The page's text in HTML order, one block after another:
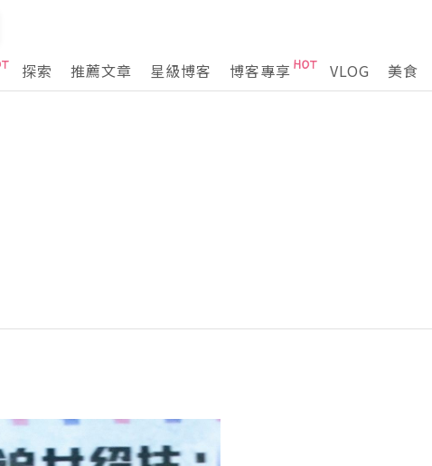
探索
推薦文章 星級博客 博客專享 VLOG 美食